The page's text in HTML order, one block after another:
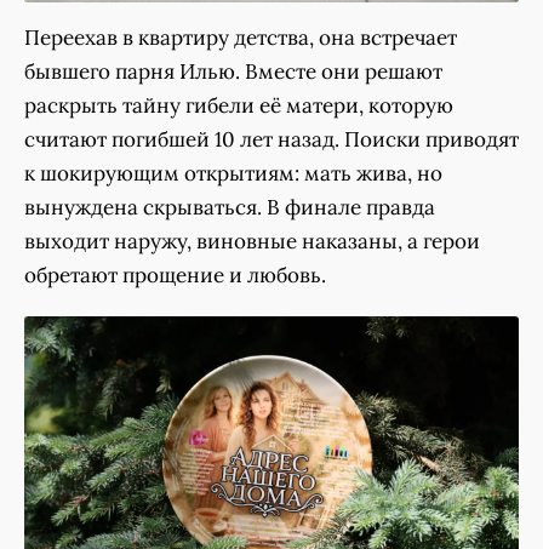
Переехав в квартиру детства, она встречает
бывшего парня Илью. Вместе они решают
раскрыть тайну гибели её матери, которую
считают погибшей 10 лет назад. Поиски приводят
к шокирующим открытиям: мать жива, но
вынуждена скрываться. В финале правда
выходит наружу, виновные наказаны, а герои
обретают прощение и любовь.